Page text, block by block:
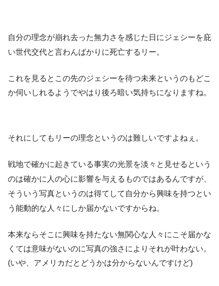
自分の理念が崩れ去った無力さを感じた日にジェシーを庇
い世代交代と言わんばかりに死亡するリー。
これを見るとこの先のジェシーを待つ未来というのもどこ
か伺いしれるようでやはり後ろ暗い気持ちになりますね。
それにしてもリーの理念というのは難しいですよねぇ。
戦地で確かに起きている事実の光景を淡々と見せるという
のは確かに人の心に影響を与えるものではあるんですが、
そういう写真というのは得てして自分から興味を持つとい
う能動的な人々にしか届かないですからね。
本来ならそこに興味を持たない無関心な人々にこそ届かな
くては意味がないのに写真の強さによりそれが叶わない。
(いや、アメリカだとどうかは分からないんですけど)